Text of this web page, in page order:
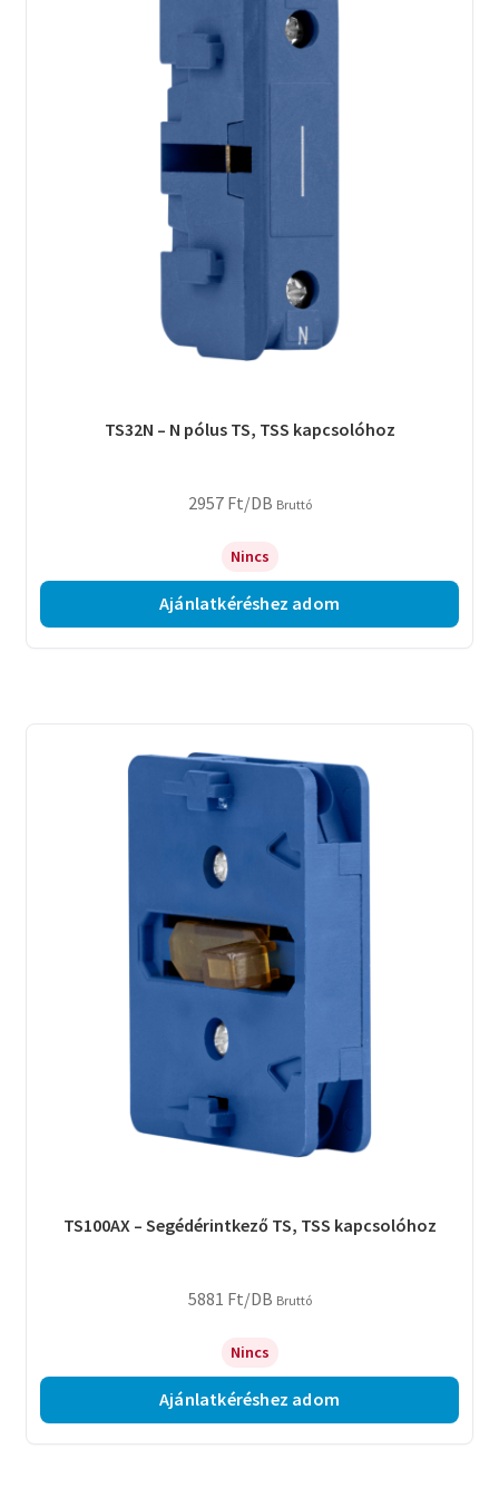
TS32N – N pólus TS, TSS kapcsolóhoz
2957 Ft/DB Bruttó
Nincs
Ajánlatkéréshez adom
TS100AX – Segédérintkező TS, TSS kapcsolóhoz
5881 Ft/DB Bruttó
Nincs
Ajánlatkéréshez adom